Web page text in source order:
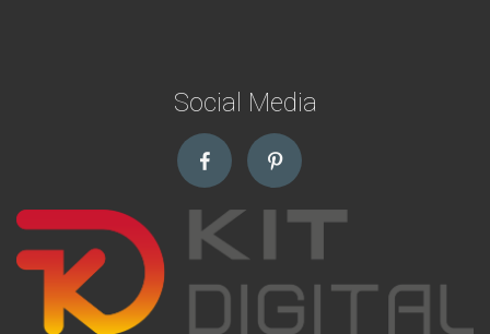
Social Media